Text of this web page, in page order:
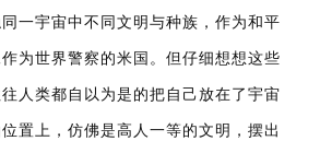
一宇宙中不同文明与种族，作为和平
为世界警察的米国。但仔细想想这些
人类都自以为是的把自己放在了宇宙
置上，仿佛是高人一等的文明，摆出